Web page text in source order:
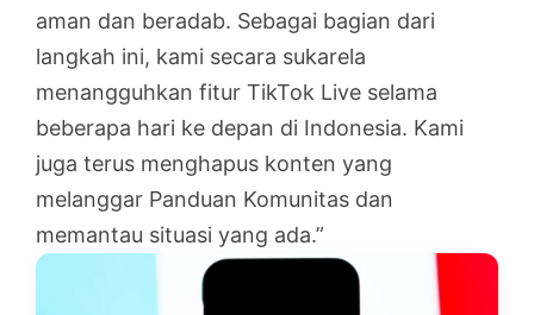
aman dan beradab. Sebagai bagian dari
langkah ini, kami secara sukarela
menangguhkan fitur TikTok Live selama
beberapa hari ke depan di Indonesia. Kami
juga terus menghapus konten yang
melanggar Panduan Komunitas dan
memantau situasi yang ada.”